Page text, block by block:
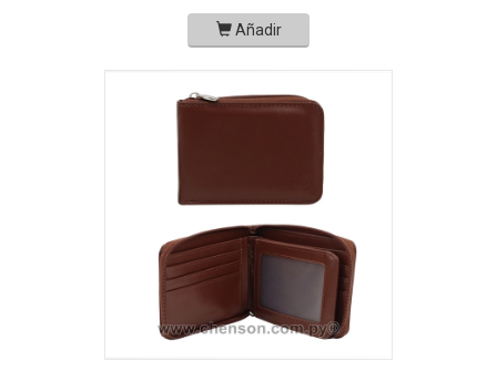
Añadir